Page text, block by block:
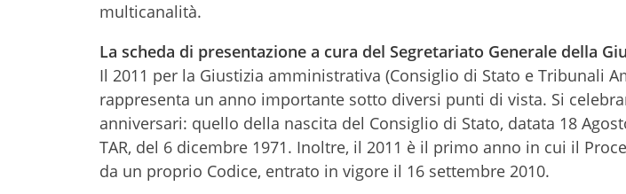
multicanalità.
La scheda di presentazione a cura del Segretariato Generale della
Il 2011 per la Giustizia amministrativa (Consiglio di Stato e Tribunali
rappresenta un anno importante sotto diversi punti di vista. Si
anniversari: quello della nascita del Consiglio di Stato, datata 18
TAR, del 6 dicembre 1971. Inoltre, il 2011 è il primo anno in cui il
da un proprio Codice, entrato in vigore il 16 settembre 2010.